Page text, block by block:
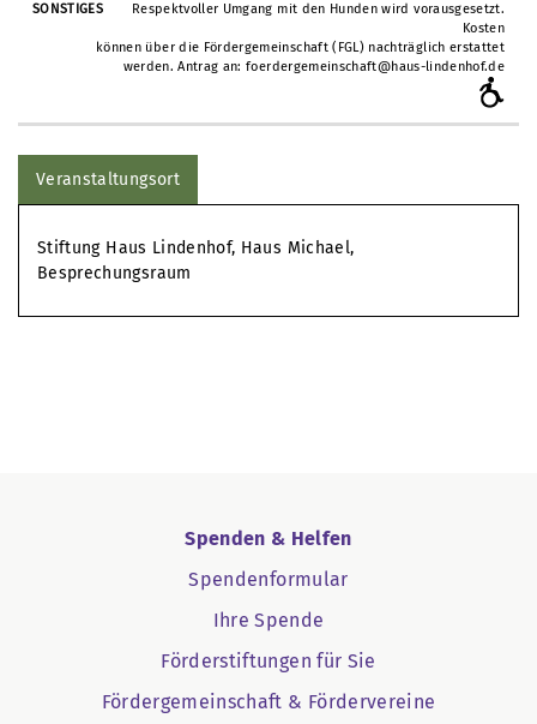
Respektvoller Umgang mit den Hunden wird vorausgesetzt.
Kosten
können über die Fördergemeinschaft (FGL) nachträglich erstattet
werden. Antrag an: foerdergemeinschaft@haus-lindenhof.de
Veranstaltungsort
Stiftung Haus Lindenhof, Haus Michael,
Besprechungsraum
Spenden & Helfen
Spendenformular
Ihre Spende
Förderstiftungen für Sie
Fördergemeinschaft & Fördervereine